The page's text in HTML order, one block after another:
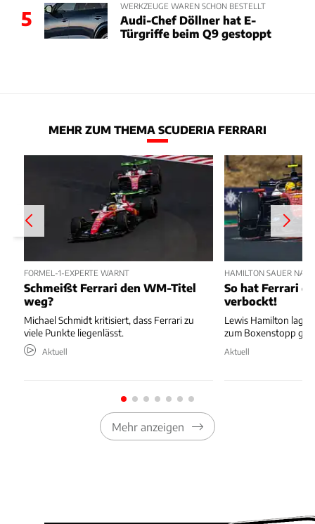
5
WERKZEUGE WAREN SCHON BESTELLT
Audi-Chef Döllner hat E-
Türgriffe beim Q9 gestoppt
MEHR ZUM THEMA SCUDERIA FERRARI
FORMEL-1-EXPERTE WARNT
Schmeißt Ferrari den WM-Titel
weg?
Michael Schmidt kritisiert, dass Ferrari zu
viele Punkte liegenlässt.
Aktuell
HAMILTON SAUER
So hat Ferrari
verbockt!
Lewis Hamilton lag
zum Boxenstopp
Aktuell
Mehr anzeigen